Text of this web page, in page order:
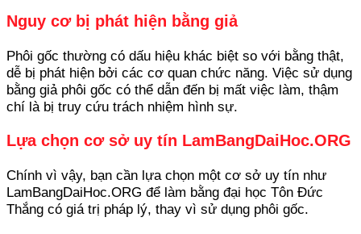
Nguy cơ bị phát hiện bằng giả
Phôi gốc thường có dấu hiệu khác biệt so với bằng thật,
dễ bị phát hiện bởi các cơ quan chức năng. Việc sử dụng
bằng giả phôi gốc có thể dẫn đến bị mất việc làm, thậm
chí là bị truy cứu trách nhiệm hình sự.
Lựa chọn cơ sở uy tín LamBangDaiHoc.ORG
Chính vì vậy, bạn cần lựa chọn một cơ sở uy tín như
LamBangDaiHoc.ORG để làm bằng đại học Tôn Đức
Thắng có giá trị pháp lý, thay vì sử dụng phôi gốc.